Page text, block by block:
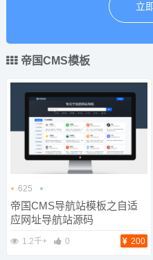
立
帝国CMS模板
625
帝国CMS导航站模板之自适
应网址导航站源码
1.2千+ 0 200